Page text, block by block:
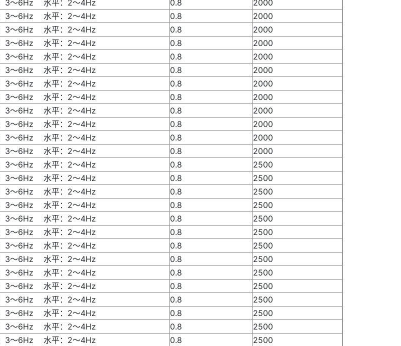
3～6Hz 水平：2～4Hz 0.8
2000
3～6Hz 水平：2～4Hz 0.8
2000
3～6Hz 水平：2～4Hz 0.8
2000
3～6Hz 水平：2～4Hz 0.8
2000
3～6Hz 水平：2～4Hz 0.8
2000
3～6Hz 水平：2～4Hz 0.8
2000
3～6Hz 水平：2～4Hz 0.8
2000
3～6Hz 水平：2～4Hz 0.8
2000
3～6Hz 水平：2～4Hz 0.8
2000
3～6Hz 水平：2～4Hz 0.8
2000
3～6Hz 水平：2～4Hz 0.8
2000
3～6Hz 水平：2～4Hz 0.8
2000
3～6Hz 水平：2～4Hz 0.8
2500
3～6Hz 水平：2～4Hz 0.8
2500
3～6Hz 水平：2～4Hz 0.8
2500
3～6Hz 水平：2～4Hz 0.8
2500
3～6Hz 水平：2～4Hz 0.8
2500
3～6Hz 水平：2～4Hz 0.8
2500
3～6Hz 水平：2～4Hz 0.8
2500
3～6Hz 水平：2～4Hz 0.8
2500
3～6Hz 水平：2～4Hz 0.8
2500
3～6Hz 水平：2～4Hz 0.8
2500
3～6Hz 水平：2～4Hz 0.8
2500
3～6Hz 水平：2～4Hz 0.8
2500
3～6Hz 水平：2～4Hz 0.8
2500
3～6Hz 水平：2～4Hz 0.8 2500